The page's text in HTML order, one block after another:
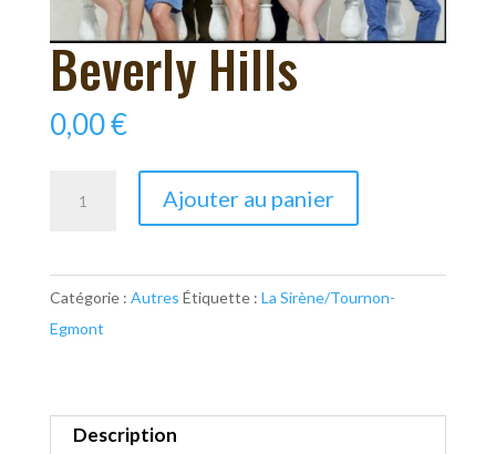
Beverly Hills
0,00€
Hills
Ajouter au panier
Catégorie : Autres Étiquette : La Sirène/Tournon-
Egmont
Description